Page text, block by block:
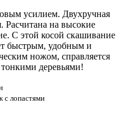
усилием. Двухручная
Расчитана на высокие
С этой косой скашивание
быстрым, удобным и
ножом, справляется
деревьями!
с лопастями